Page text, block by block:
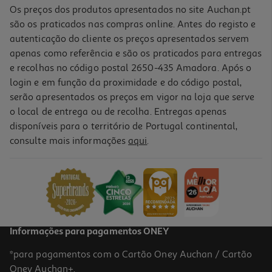
-25%
Bloco Bref Sonasol Sanitário Blue Active Floral 2x50g
Price reduced from
Os preços dos produtos apresentados no site Auchan.pt
são os praticados nas compras online. Antes do registo e
autenticação do cliente os preços apresentados servem
apenas como referência e são os praticados para entregas
e recolhas no código postal 2650-435 Amadora. Após o
login e em função da proximidade e do código postal,
serão apresentados os preços em vigor na loja que serve
o local de entrega ou de recolha. Entregas apenas
disponíveis para o território de Portugal continental,
consulte mais informações aqui.
Informações para pagamentos ONEY
*para pagamentos com o Cartão Oney Auchan / Cartão
Oney Auchan+.